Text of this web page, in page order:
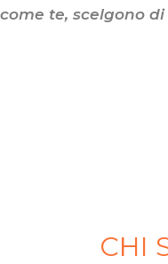
te, scelgono
CHI